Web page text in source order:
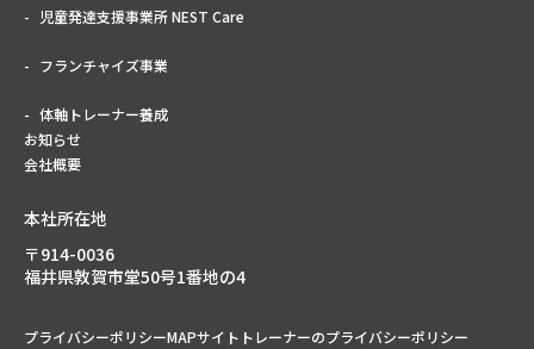
児童発達支援事業所 NEST Care
フランチャイズ事業
体軸トレーナー養成
お知らせ
会社概要
本社所在地
〒914-0036
福井県敦賀市堂50号1番地の4
プライバシーポリシーMAPサイトトレーナーのプライバシーポリシー